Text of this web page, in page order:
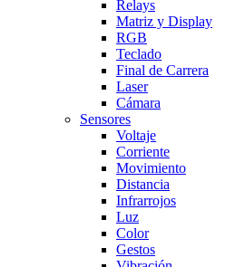
Relays
Matriz y Display
RGB
Teclado
Final de Carrera
Laser
Cámara
Sensores
Voltaje
Corriente
Movimiento
Distancia
Infrarrojos
Luz
Color
Gestos